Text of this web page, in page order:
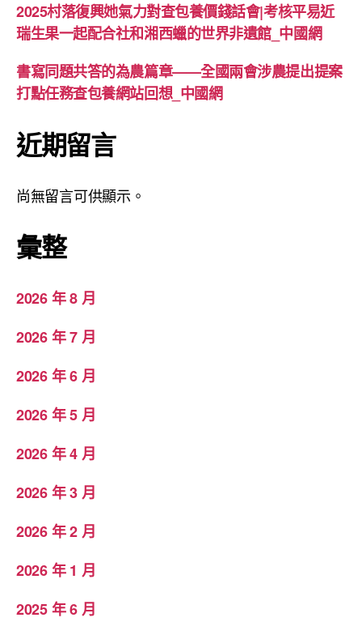
2025村落復興她氣力對查包養價錢話會|考核平易近
瑞生果一起配合社和湘西蠟的世界非遺館_中國網
書寫同題共答的為農篇章——全國兩會涉農提出提案
打點任務查包養網站回想_中國網
近期留言
尚無留言可供顯示。
彙整
2026 年 8 月
2026 年 7 月
2026 年 6 月
2026 年 5 月
2026 年 4 月
2026 年 3 月
2026 年 2 月
2026 年 1 月
2025 年 6 月